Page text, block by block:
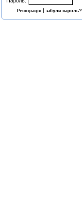
Реєстрація |забули пароль?